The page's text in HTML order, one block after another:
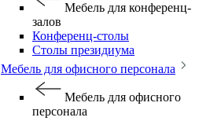
Мебель для конференц-
залов
Конференц-столы
Столы президиума
Мебель для офисного персонала
Мебель для офисного
персонала